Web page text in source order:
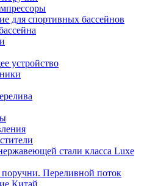
для спортивных бассейнов
устройство
стали класса Luxe
Переливной поток
Китай